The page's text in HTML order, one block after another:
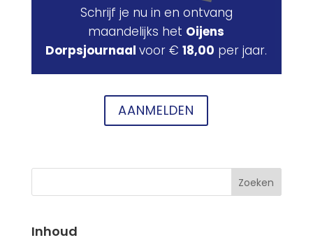
Schrijf je nu in en ontvang
maandelijks het Oijens
Dorpsjournaalvoor €18,00 per jaar.
AANMELDEN
Zoeken
Inhoud